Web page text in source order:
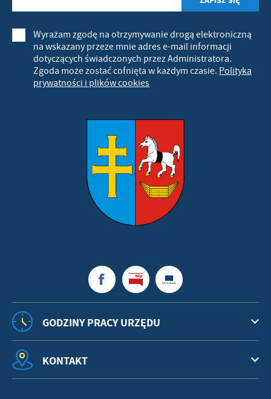
Wyrażam zgodę na otrzymywanie drogą elektroniczną
na wskazany przeze mnie adres e-mail informacji
dotyczących świadczonych przez Administratora.
Zgoda może zostać cofnięta w każdym czasie. Polityka
prywatności i plików cookies
GODZINY PRACY URZĘDU
KONTAKT